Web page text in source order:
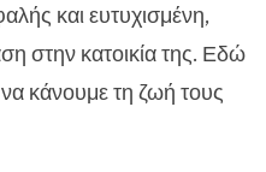
και ευτυχισμένη,
στην κατοικία της. Εδώ
να κάνουμε τη ζωή τους